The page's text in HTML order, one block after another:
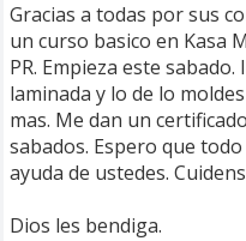
Gracias a todas por sus
un curso basico en Kasa
PR. Empieza este
laminada y lo de lo
mas. Me dan un
sabados. Espero que
ayuda de ustedes.
Dios les bendiga.